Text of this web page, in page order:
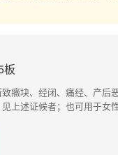
板
癥块、经闭、痛经、产后
上述证候者；也可用于女